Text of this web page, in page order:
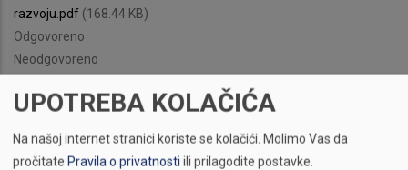
razvoju.pdf (168.44 KB)
Odgovoreno
Neodgovoreno
UPOTREBA KOLAČIĆA
Na našoj internet stranici koriste se kolačići. Molimo Vas da
pročitate Pravila o privatnostiili prilagodite postavke.